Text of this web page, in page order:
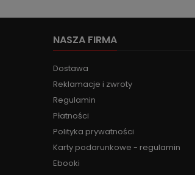
NASZA FIRMA
Dostawa
Reklamacje i zwroty
Regulamin
Płatności
Polityka prywatności
Karty podarunkowe - regulamin
Ebooki